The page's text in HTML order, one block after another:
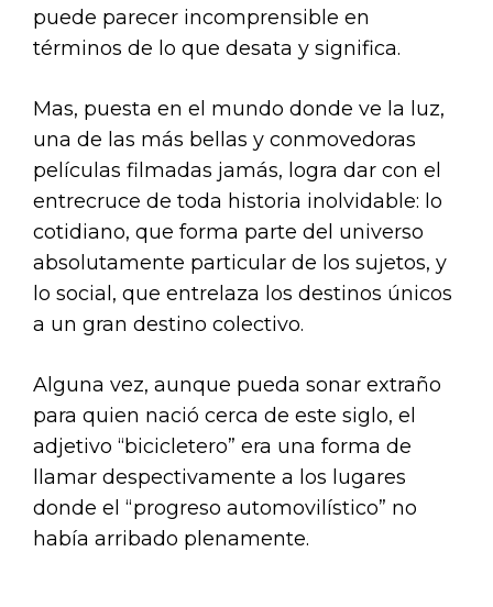
puede parecer incomprensible en
términos de lo que desata y significa.
Mas, puesta en el mundo donde ve la luz,
una de las más bellas y conmovedoras
películas filmadas jamás, logra dar con el
entrecruce de toda historia inolvidable: lo
cotidiano, que forma parte del universo
absolutamente particular de los sujetos, y
lo social, que entrelaza los destinos únicos
a un gran destino colectivo.
Alguna vez, aunque pueda sonar extraño
para quien nació cerca de este siglo, el
adjetivo “bicicletero” era una forma de
llamar despectivamente a los lugares
donde el “progreso automovilístico” no
había arribado plenamente.